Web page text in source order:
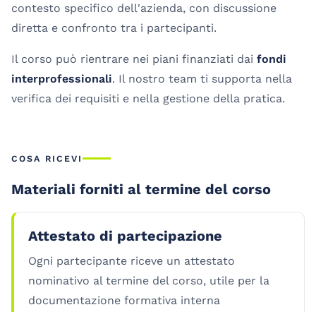
contesto specifico dell'azienda, con discussione
diretta e confronto tra i partecipanti.
Il corso può rientrare nei piani finanziati dai fondi
interprofessionali. Il nostro team ti supporta nella
verifica dei requisiti e nella gestione della pratica.
COSA RICEVI
Materiali forniti al termine del corso
Attestato di partecipazione
Ogni partecipante riceve un attestato
nominativo al termine del corso, utile per la
documentazione formativa interna